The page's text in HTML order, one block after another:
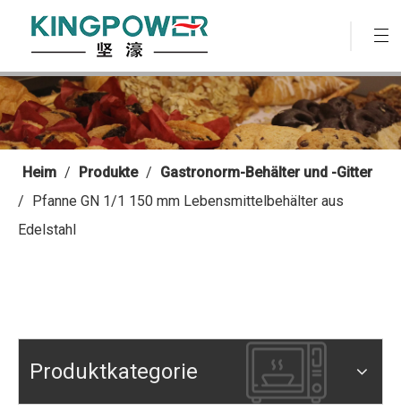
Heim / Produkte / Gastronorm-Behälter und -Gitter
/ Pfanne GN 1/1 150 mm Lebensmittelbehälter aus
Edelstahl
Produktkategorie